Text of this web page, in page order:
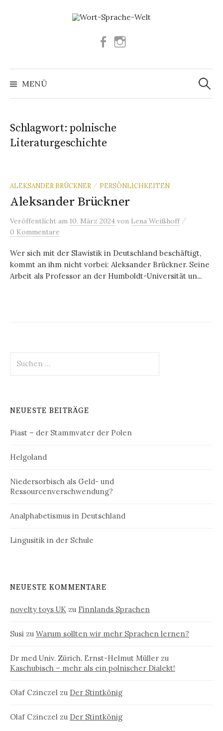
Facebook
MENÜ
Suchen
nach:
Schlagwort:polnische
Literaturgeschichte
ALEKSANDER BRÜCKNER / PERSÖNLICHKEITEN
Aleksander Brückner
Veröffentlicht am 10. März 2024 von Lena Weißhoff /
0 Kommentare
Wer sich mit der Slawistik in Deutschland beschäftigt,
kommt an ihm nicht vorbei: Aleksander Brückner. Seine
Arbeit als Professor an der Humboldt-Universität un...
nach:
NEUESTE BEITRÄGE
Piast – der Stammvater der Polen
Helgoland
Niedersorbisch als Geld- und
Ressourcenverschwendung?
Analphabetismus in Deutschland
Lingusitik in der Schule
NEUESTE KOMMENTARE
novelty toys UK zu Finnlands Sprachen
Susi zu Warum sollten wir mehr Sprachen lernen?
Dr med Univ. Zürich. Ernst-Helmut Müller zu
Kaschubisch – mehr als ein polnischer Dialekt!
Olaf Czinczel zu Der Stintkönig
Olaf Czinczel zu Der Stintkönig